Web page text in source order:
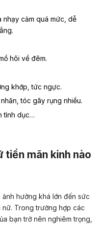
nhạy cảm quá mức, dễ
hôi về đêm.
khớp, tức ngực.
tóc gãy rụng nhiều.
tình dục…
tiền mãn kinh nào
hưởng khá lớn đến sức
Trong trường hợp các
bạn trở nên nghiêm trọng,